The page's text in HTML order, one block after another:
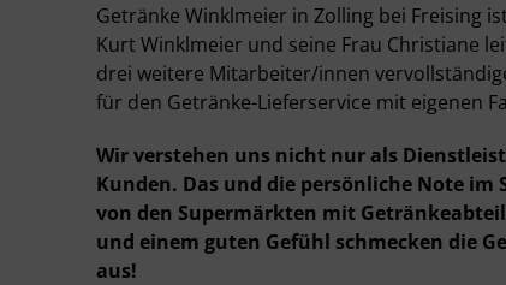
Getränke Winklmeier in Zolling bei Freising
Kurt Winklmeier und seine Frau Christiane
drei weitere Mitarbeiter/innen
für den Getränke-Lieferservice mit eigenen
Wir verstehen uns nicht nur als
Kunden. Das und die persönliche Note
von den Supermärkten mit
und einem guten Gefühl schmecken die
aus!